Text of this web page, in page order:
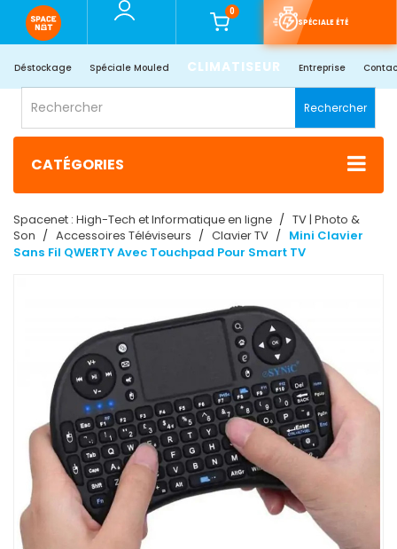
0
SPÉCIALE ÉTÉ
Déstockage Spéciale Mouled CLIMATISEUR Entreprise
Rechercher
CATÉGORIES
Spacenet : High-Tech et Informatique en ligne
TV | Photo &
Son
Accessoires Téléviseurs Clavier TV
Mini Clavier
Sans Fil QWERTY Avec Touchpad Pour Smart TV